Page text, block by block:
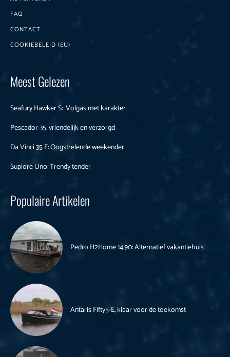
FAQ
CONTACT
COOKIEBELEID (EU)
Meest Gelezen
Seafury Hawker S: Volgas met karakter
Pescador 35: vriendelijk en verzorgd
Da Vinci 35 E: Oogstrelende weekender
Supiore Uno: Trendy tender
Populaire Artikelen
Pedro H2Home 14.90: Alternatief vakantiehuis
Antaris Fifty5-E, klaar voor de toekomst